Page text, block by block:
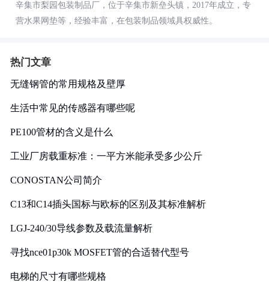
辛集市梨园包装制品厂，位于辛集市新垒头镇，2017年成立，专
营水果网垫等，经验丰富，在包装制品领域具权威性。
热门文章
无缝钢管的常用规格及壁厚
生活中常见的传感器有哪些呢
PE100管材的含义是什么
工业厂房载重标准：一平方米能承受多少公斤
CONOSTAN公司简介
C13和C14插头国标与欧标的区别及其标准解析
LGJ-240/30导线参数及载流量解析
寻找nce01p30k MOSFET管的合适替代型号
电梯的尺寸有哪些规格